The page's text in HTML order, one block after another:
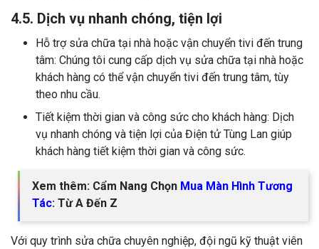
4.5. Dịch vụ nhanh chóng, tiện lợi
Hỗ trợ sửa chữa tại nhà hoặc vận chuyển tivi đến trung
tâm: Chúng tôi cung cấp dịch vụ sửa chữa tại nhà hoặc
khách hàng có thể vận chuyển tivi đến trung tâm, tùy
theo nhu cầu.
Tiết kiệm thời gian và công sức cho khách hàng: Dịch
vụ nhanh chóng và tiện lợi của Điện tử Tùng Lan giúp
khách hàng tiết kiệm thời gian và công sức.
Xem thêm: Cẩm Nang Chọn Mua Màn Hình Tương
Tác: Từ A Đến Z
Với quy trình sửa chữa chuyên nghiệp, đội ngũ kỹ thuật viên